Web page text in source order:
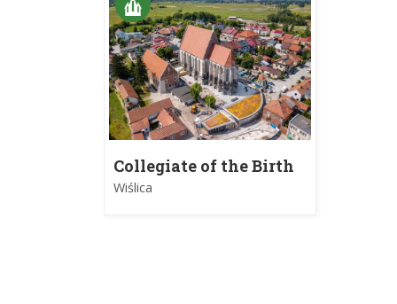
Collegiate of the Birth
of the Blessed Virgin
Mary in Wiślica
Wiślica